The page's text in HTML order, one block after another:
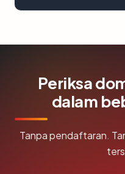
Periksa
dalam
Tanpa pendaftaran.